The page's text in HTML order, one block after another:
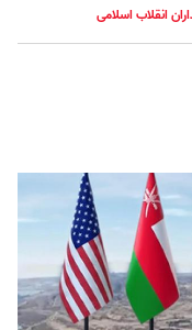
انقلاب اسلامی